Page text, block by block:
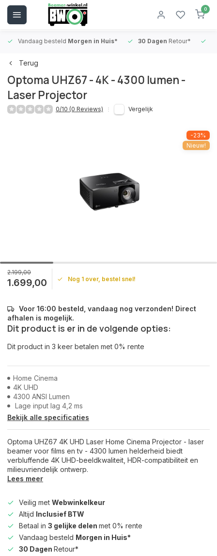
0
Vandaag besteld Morgen in Huis* 30 Dagen Retour*
Terug
Optoma UHZ67 - 4K - 4300 lumen -
Laser Projector
0/10 (0 Reviews) Vergelijk
-23%
Nieuw!
2.199,00
1.699,00 Nog 1 over, bestel snel!
Voor 16:00 besteld, vandaag nog verzonden! Direct
afhalen is mogelijk.
Dit product is er in de volgende opties:
Dit product in 3 keer betalen met 0% rente
Home Cinema
4K UHD
4300 ANSI Lumen
Lage input lag 4,2 ms
Bekijk alle specificaties
Optoma UHZ67 4K UHD Laser Home Cinema Projector - laser
beamer voor films en tv - 4300 lumen helderheid biedt
verbluffende 4K UHD-beeldkwaliteit, HDR-compatibiliteit en
milieuvriendelijk ontwerp.
Lees meer
Veilig met Webwinkelkeur
Altijd Inclusief BTW
Betaal in 3 gelijke delen met 0% rente
Vandaag besteld Morgen in Huis*
30 Dagen Retour*